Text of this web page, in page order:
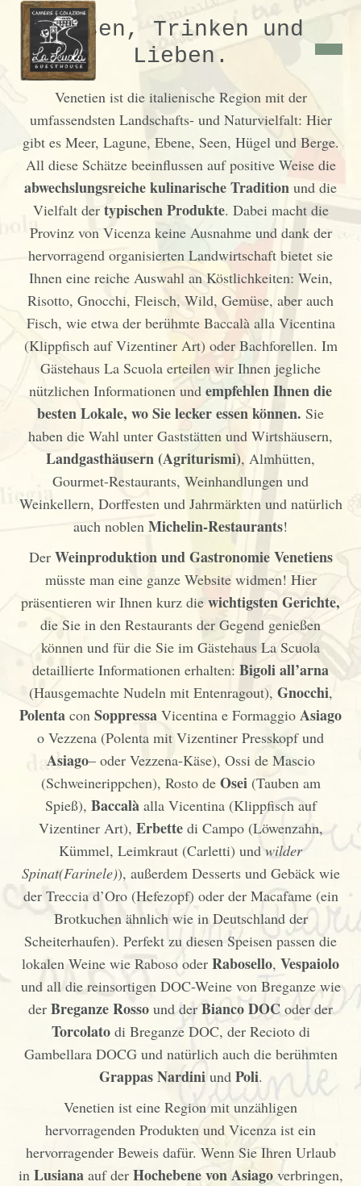
Essen, Trinken und
Lieben.
Venetien ist die italienische Region mit der
umfassendsten Landschafts- und Naturvielfalt: Hier
gibt es Meer, Lagune, Ebene, Seen, Hügel und Berge.
All diese Schätze beeinflussen auf positive Weise die
abwechslungsreiche kulinarische Tradition und die
Vielfalt der typischen Produkte. Dabei macht die
Provinz von Vicenza keine Ausnahme und dank der
hervorragend organisierten Landwirtschaft bietet sie
Ihnen eine reiche Auswahl an Köstlichkeiten: Wein,
Risotto, Gnocchi, Fleisch, Wild, Gemüse, aber auch
Fisch, wie etwa der berühmte Baccalà alla Vicentina
(Klippfisch auf Vizentiner Art) oder Bachforellen. Im
Gästehaus La Scuola erteilen wir Ihnen jegliche
nützlichen Informationen und empfehlen Ihnen die
besten Lokale, wo Sie lecker essen können. Sie
haben die Wahl unter Gaststätten und Wirtshäusern,
Landgasthäusern (Agriturismi), Almhütten,
Gourmet-Restaurants, Weinhandlungen und
Weinkellern, Dorffesten und Jahrmärkten und natürlich
auch noblen Michelin-Restaurants!
Der Weinproduktion und Gastronomie Venetiens
müsste man eine ganze Website widmen! Hier
präsentieren wir Ihnen kurz die wichtigsten Gerichte,
die Sie in den Restaurants der Gegend genießen
können und für die Sie im Gästehaus La Scuola
detaillierte Informationen erhalten: Bigoli all’arna
(Hausgemachte Nudeln mit Entenragout), Gnocchi,
Polenta con Soppressa Vicentina e Formaggio Asiago
o Vezzena (Polenta mit Vizentiner Presskopf und
Asiago– oder Vezzena-Käse), Ossi de Mascio
(Schweinerippchen), Rosto de Osei (Tauben am
Spieß), Baccalàalla Vicentina (Klippfisch auf
Vizentiner Art), Erbettedi Campo (Löwenzahn,
Kümmel, Leimkraut (Carletti) undwilder
Spinat(Farinele)), außerdem Desserts und Gebäck wie
der Treccia d’Oro (Hefezopf) oder der Macafame (ein
Brotkuchen ähnlich wie in Deutschland der
Scheiterhaufen). Perfekt zu diesen Speisen passen die
lokalen Weine wie Raboso oder Rabosello, Vespaiolo
und all die reinsortigen DOC-Weine von Breganze wie
der Breganze Rosso und der Bianco DOC oder der
Torcolatodi Breganze DOC, der Recioto di
Gambellara DOCG und natürlich auch die berühmten
Grappas Nardiniund Poli.
Venetien ist eine Region mit unzähligen
hervorragenden Produkten und Vicenza ist ein
hervorragender Beweis dafür. Wenn Sie Ihren Urlaub
in Lusianaauf der Hochebene von Asiago verbringen,